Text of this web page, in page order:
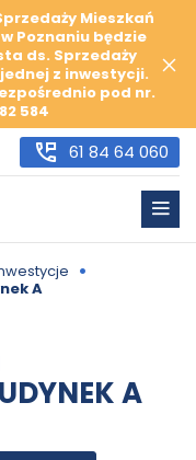
Mieszkań
Poznaniu będzie
ds. Sprzedaży
z inwestycji.
pod nr.
584
61 84 64 060
•
A
A